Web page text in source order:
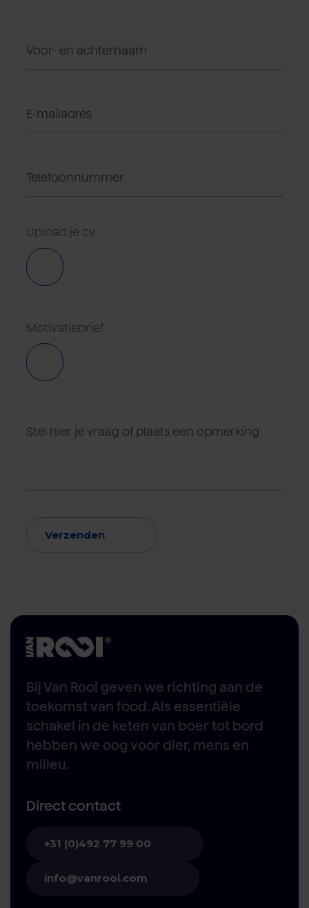
Upload je cv
Motivatiebrief
Verzenden
Bij Van Rooi geven we richting aan de
toekomst van food. Als essentiële
schakel in de keten van boer tot bord
hebben we oog voor dier, mens en
milieu.
Direct contact
+31 (0)492 77 99 00
info@vanrooi.com